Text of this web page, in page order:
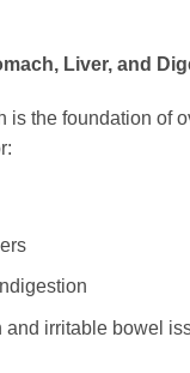
Liver, and
is the foundation of
and irritable bowel